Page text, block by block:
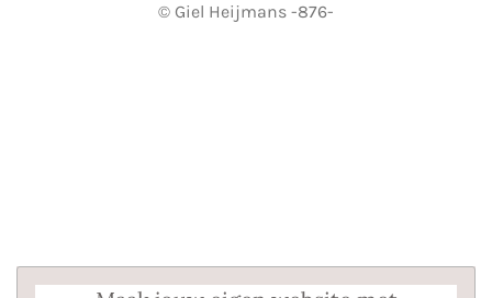
© Giel Heijmans -876-